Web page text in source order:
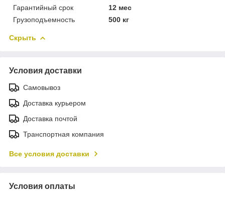
Гарантийный срок
12 мес
Грузоподъемность
500 кг
Скрыть
Условия доставки
Самовывоз
Доставка курьером
Доставка почтой
Транспортная компания
Все условия доставки
Условия оплаты